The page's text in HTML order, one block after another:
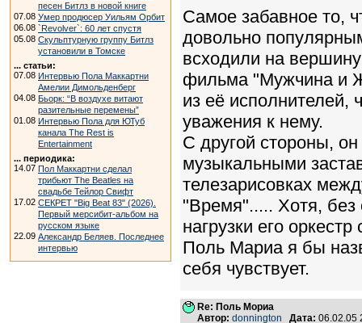
песен Битлз в новой книге
07.08 Умер продюсер Уильям Орбит
06.08 `Revolver`: 60 лет спустя
05.08 Скульптурную группу Битлз
установили в Томске
... статьи:
07.08 Интервью Пола Маккартни
Амелии Димольденберг
04.08 Бьорк: “В воздухе витают
разительные перемены”
01.08 Интервью Пола для ЮТуб
канала The Rest is
Entertainment
... периодика:
14.07 Пол Маккартни сделал
трибьют The Beatles на
свадьбе Тейлор Свифт
17.02 СЕКРЕТ "Big Beat 83" (2026).
Первый мерсибит-альбом на
русском языке
22.09 Александр Беляев. Последнее
интервью
Самое забавное то,
довольно
всходили на
фильма "Мужчина и
из её исполнителей,
уважения к нему.
С другой стороны,
музыкальными
телезарисовках
"Время"..... Хотя, без
нагрузки его
Поль Мариа я бы
себя чувствует.
Re: Поль Мориа
Автор: donnington Дата: